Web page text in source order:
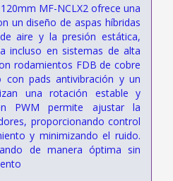
MF-NCLX2 ofrece una
un diseño de aspas híbridas
aire y la presión estática,
incluso en sistemas de alta
rodamientos FDB de cobre
con pads antivibración y un
una rotación estable y
PWM permite ajustar la
proporcionando control
y minimizando el ruido.
de manera óptima sin